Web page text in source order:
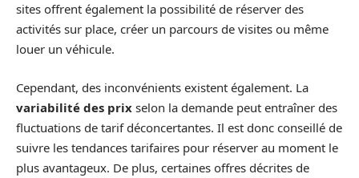
sites offrent également la possibilité de réserver des
activités sur place, créer un parcours de visites ou même
louer un véhicule.
Cependant, des inconvénients existent également. La
variabilité des prix selon la demande peut entraîner des
fluctuations de tarif déconcertantes. Il est donc conseillé de
suivre les tendances tarifaires pour réserver au moment le
plus avantageux. De plus, certaines offres décrites de